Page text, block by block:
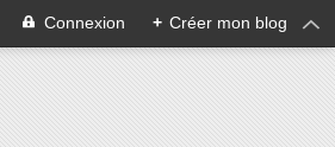
Connexion + Créer mon blog